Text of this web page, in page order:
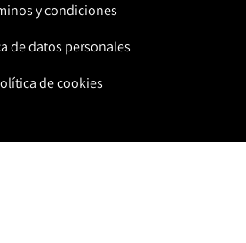
y condiciones
de datos personales
de cookies